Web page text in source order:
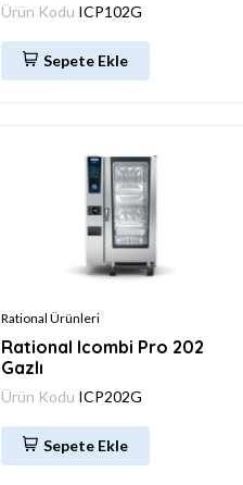
Ürün Kodu ICP102G
Sepete Ekle
Rational Ürünleri
Rational Icombi Pro 202
Gazlı
Ürün Kodu ICP202G
Sepete Ekle